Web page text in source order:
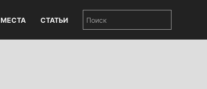
МЕСТА СТАТЬИ